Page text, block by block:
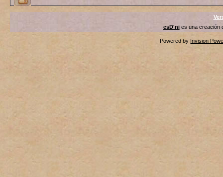
esD'nies una creación
Powered by Invision